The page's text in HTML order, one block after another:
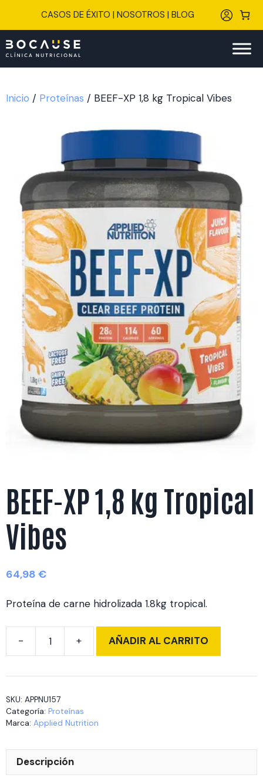
CASOS DE ÉXITO | NOSOTROS | BLOG
Inicio / Proteínas / BEEF-XP 1,8 kg Tropical Vibes
BEEF-XP 1,8 kg Tropical
Vibes
64,98 €
Proteína de carne hidrolizada 1.8kg tropical.
BEEF-
1,8
Vibes
AÑADIR AL CARRITO
SKU: APPNU157
Categoría: Proteínas
Marca: Applied Nutrition
Descripción